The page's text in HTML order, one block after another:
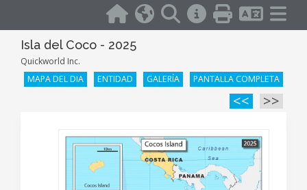
Isla del Coco - 2025
Quickworld Inc.
MAPA DEL DIA
ENTIDAD GALERÍA PANTALLA COMPLETA
<< >>